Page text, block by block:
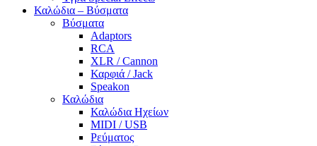
Καλώδια – Βύσματα
Βύσματα
Adaptors
RCA
XLR / Cannon
Καρφιά / Jack
Speakon
Καλώδια
Καλώδια Ηχείων
MIDI / USB
Ρεύματος